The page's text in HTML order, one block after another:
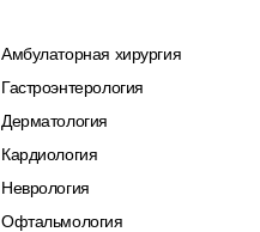
Амбулаторная хирургия
Гастроэнтерология
Дерматология
Кардиология
Неврология
Офтальмология